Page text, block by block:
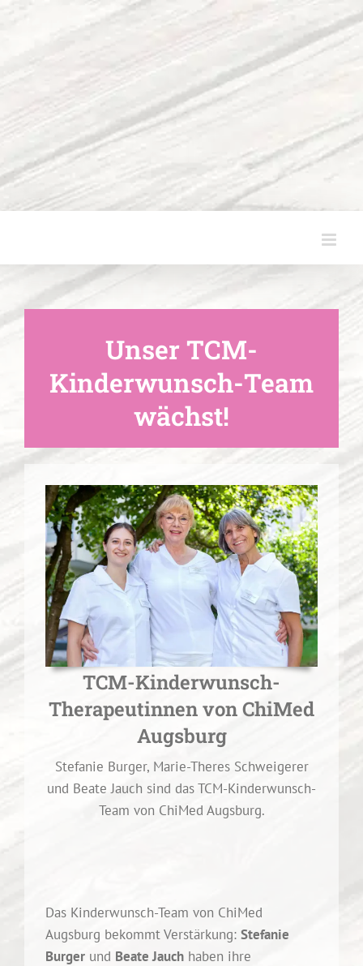
Unser TCM-
Kinderwunsch-Team
wächst!
TCM-Kinderwunsch-
Therapeutinnen von ChiMed
Augsburg
Stefanie Burger, Marie-Theres Schweigerer
und Beate Jauch sind das TCM-Kinderwunsch-
Team von ChiMed Augsburg.
Das Kinderwunsch-Team von ChiMed
Augsburg bekommt Verstärkung:Stefanie
Burger und Beate Jauch haben ihre